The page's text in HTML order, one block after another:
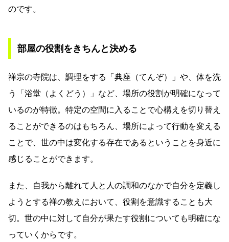
のです。
部屋の役割をきちんと決める
禅宗の寺院は、調理をする「典座（てんぞ）」や、体を洗
う「浴堂（よくどう）」など、場所の役割が明確になって
いるのが特徴。特定の空間に入ることで心構えを切り替え
ることができるのはもちろん、場所によって行動を変える
ことで、世の中は変化する存在であるということを身近に
感じることができます。
また、自我から離れて人と人の調和のなかで自分を定義し
ようとする禅の教えにおいて、役割を意識することも大
切。世の中に対して自分が果たす役割についても明確にな
っていくからです。